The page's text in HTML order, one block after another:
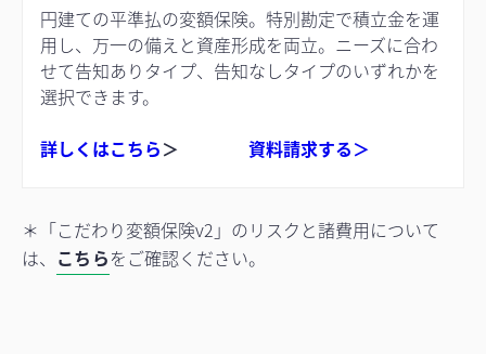
円建ての平準払の変額保険。特別勘定で積立金を運
用し、万一の備えと資産形成を両立。ニーズに合わ
せて告知ありタイプ、告知なしタイプのいずれかを
選択できます。
詳しくはこちら＞ 資料請求する＞
＊「こだわり変額保険v2」のリスクと諸費用について
は、 こちらをご確認ください。